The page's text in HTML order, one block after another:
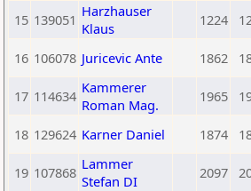
15 139051 Harzhauser
Klaus
1224
16 106078 Juricevic Ante 1862
17 114634 Kammerer
Roman Mag.
1965
18 129624 Karner Daniel 1874
19 107868 Lammer
Stefan DI
2097